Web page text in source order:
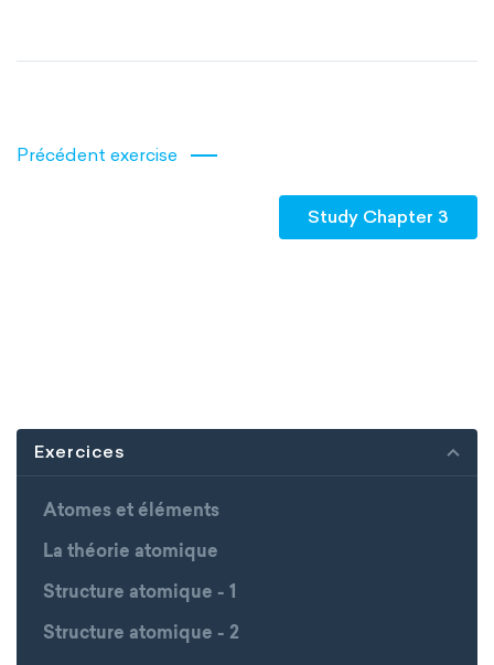
Précédent exercise
Study Chapter 3
Exercices
Atomes et éléments
La théorie atomique
Structure atomique - 1
Structure atomique - 2